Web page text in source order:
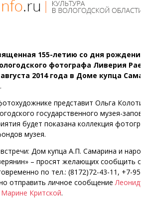
155-летию со дня рождения
фотографа Ливерия
2014 года в Доме купца
представит Ольга
государственного музея-
будет показана коллекция
музея.
Дом купца А.П. Самарина и
– просят желающих сообщить о
по тел.: (8172)72-43-11, +7-
отправить личное сообщениеЛеониду
Марине Критской.